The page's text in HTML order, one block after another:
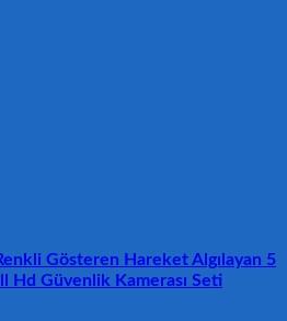
Gösteren Hareket Algılayan 5
Hd Güvenlik Kamerası Seti